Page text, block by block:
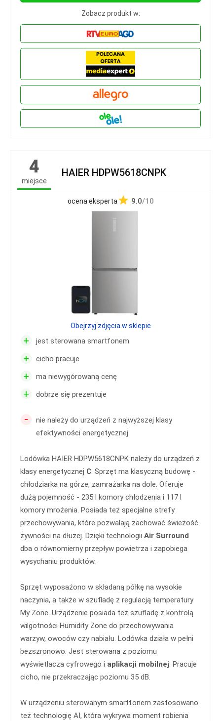
Zobacz produkt w:
4
miejsce
HAIER HDPW5618CNPK
ocena eksperta 9.0/10
+ jest sterowana smartfonem
+ cicho pracuje
+ ma niewygórowaną cenę
+ dobrze się prezentuje
-
nie należy do urządzeń z najwyższej klasy
efektywności energetycznej
Lodówka HAIER HDPW5618CNPK należy do urządzeń z
klasy energetycznej C. Sprzęt ma klasyczną budowę -
chłodziarka na górze, zamrażarka na dole. Oferuje
dużą pojemność - 235 l komory chłodzenia i 117 l
komory mrożenia. Posiada też specjalne strefy
przechowywania, które pozwalają zachować świeżość
żywności na dłużej. Dzięki technologii Air Surround
dba o równomierny przepływ powietrza i zapobiega
wysychaniu produktów.
Sprzęt wyposażono w składaną półkę na wysokie
naczynia, a także w szufladę z regulacją temperatury
My Zone. Urządzenie posiada też szufladę z kontrolą
wilgotności Humidity Zone do przechowywania
warzyw, owoców czy nabiału. Lodówka działa w pełni
bezszronowo. Jest sterowana z poziomu
wyświetlacza cyfrowego i aplikacji mobilnej. Pracuje
cicho, nie przekraczając poziomu 35 dB.
W urządzeniu sterowanym smartfonem zastosowano
też technologię AI, która wykrywa moment robienia
Obejrzyj zdjęcia w sklepie